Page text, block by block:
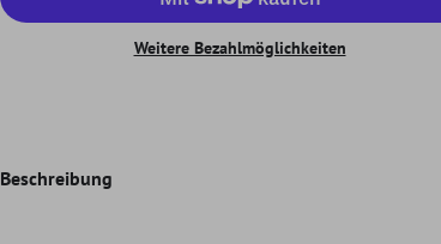
Weitere Bezahlmöglichkeiten
Beschreibung